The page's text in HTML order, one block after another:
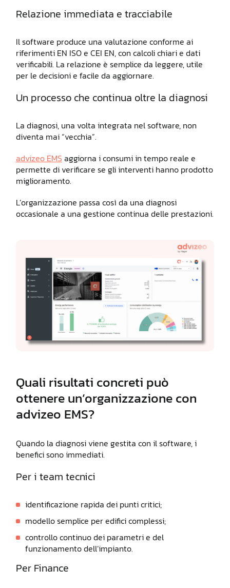
Relazione immediata e tracciabile
Il software produce una valutazione conforme ai
riferimenti EN ISO e CEI EN, con calcoli chiari e dati
verificabili. La relazione è semplice da leggere, utile
per le decisioni e facile da aggiornare.
Un processo che continua oltre la diagnosi
La diagnosi, una volta integrata nel software, non
diventa mai “vecchia”.
advizeo EMS aggiorna i consumi in tempo reale e
permette di verificare se gli interventi hanno prodotto
miglioramento.
L’organizzazione passa così da una diagnosi
occasionale a una gestione continua delle prestazioni.
Quali risultati concreti può
ottenere un’organizzazione con
advizeo EMS?
Quando la diagnosi viene gestita con il software, i
benefici sono immediati.
Per i team tecnici
identificazione rapida dei punti critici;
modello semplice per edifici complessi;
controllo continuo dei parametri e del
funzionamento dell’impianto.
Per Finance